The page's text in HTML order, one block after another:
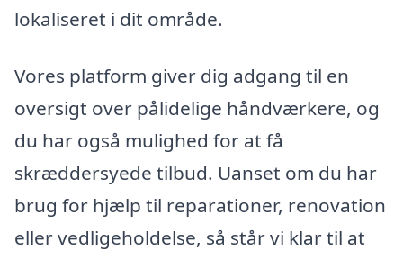
lokaliseret i dit område.
Vores platform giver dig adgang til en
oversigt over pålidelige håndværkere, og
du har også mulighed for at få
skræddersyede tilbud. Uanset om du har
brug for hjælp til reparationer, renovation
eller vedligeholdelse, så står vi klar til at